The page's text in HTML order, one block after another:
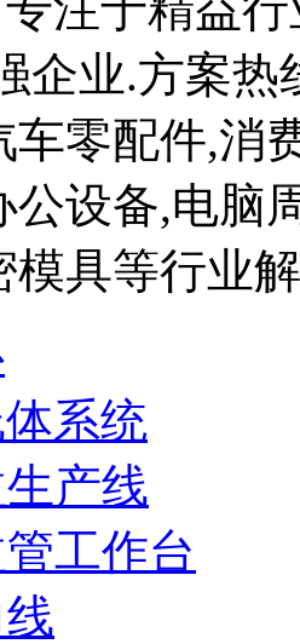
企业.方案热
车零配件,消
公设备,电脑
模具等行业
系统
产线
工作台